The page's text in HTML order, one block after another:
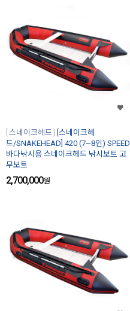
스네이크헤드
[스네이크헤
드/SNAKEHEAD] 420 (7~8인) SPEED
바다낚시용 스네이크헤드 낚시보트 고
무보트
2,700,000원